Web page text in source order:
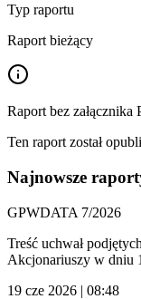
Typ raportu
Raport bieżący
Raport bez załącznika
Ten raport został
Najnowsze
GPWDATA 7/2026
Treść uchwał
Akcjonariuszy w dniu
19 cze 2026 | 08:48